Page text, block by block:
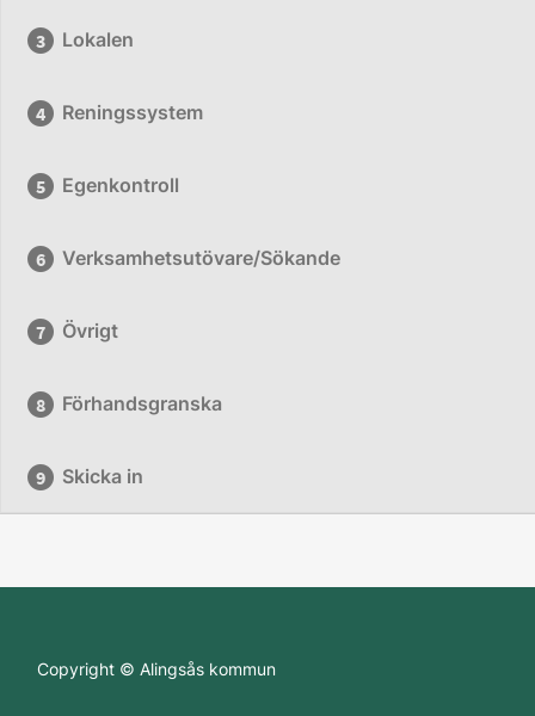
Lokalen
Reningssystem
Egenkontroll
Verksamhetsutövare/Sökande
Övrigt
Förhandsgranska
Skicka in
Copyright © Alingsås kommun